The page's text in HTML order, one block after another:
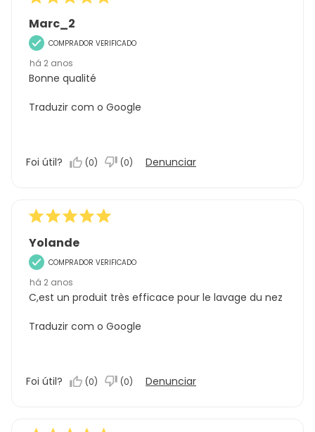
Marc_2
COMPRADOR VERIFICADO
há 2 anos
Bonne qualité
Traduzir com o Google
Foi útil? (0) (0) Denunciar
Yolande
COMPRADOR VERIFICADO
há 2 anos
C,est un produit très efficace pour le lavage du nez
Traduzir com o Google
Foi útil? (0) (0) Denunciar